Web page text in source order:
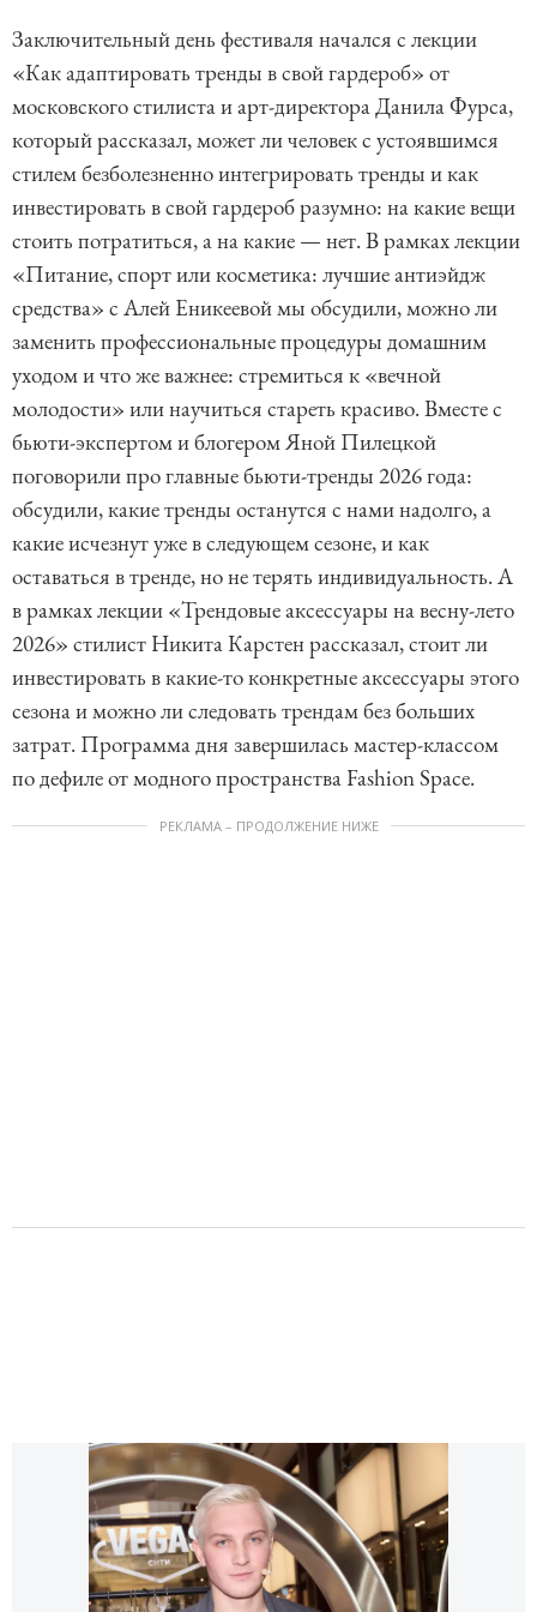
f
6
Заключительный день фестиваля начался с лекции
«Как адаптировать тренды в свой гардероб» от
московского стилиста и арт-директора Данила Фурса,
который рассказал, может ли человек с устоявшимся
стилем безболезненно интегрировать тренды и как
инвестировать в свой гардероб разумно: на какие вещи
стоить потратиться, а на какие — нет. В рамках лекции
«Питание, спорт или косметика: лучшие антиэйдж
средства» с Алей Еникеевой мы обсудили, можно ли
заменить профессиональные процедуры домашним
уходом и что же важнее: стремиться к «вечной
молодости» или научиться стареть красиво. Вместе с
бьюти-экспертом и блогером Яной Пилецкой
поговорили про главные бьюти-тренды 2026 года:
обсудили, какие тренды останутся с нами надолго, а
какие исчезнут уже в следующем сезоне, и как
оставаться в тренде, но не терять индивидуальность. А
в рамках лекции «Трендовые аксессуары на весну-лето
2026» стилист Никита Карстен рассказал, стоит ли
инвестировать в какие-то конкретные аксессуары этого
сезона и можно ли следовать трендам без больших
затрат. Программа дня завершилась мастер-классом
по дефиле от модного пространства Fashion Space.
РЕКЛАМА – ПРОДОЛЖЕНИЕ НИЖЕ